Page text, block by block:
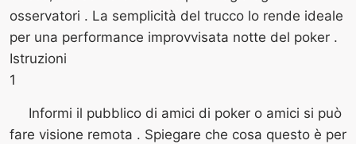
osservatori . La semplicità del trucco lo rende ideale
per una performance improvvisata notte del poker .
Istruzioni
1
Informi il pubblico di amici di poker o amici si può
fare visione remota . Spiegare che cosa questo è per